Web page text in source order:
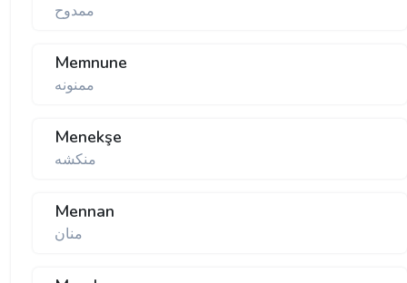
ممدوح
Memnune
ممنونه
Menekşe
منكشه
Mennan
منان